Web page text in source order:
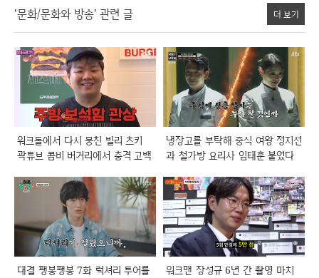
'문화/문화와 방송' 관련 글 더 보기
워크돌에서 다시 뭉친 빌리 츠키
곽튜브 콤비 버거리에서 충격 고백
냉장고를 부탁해 중식 여왕 정지선
과 철가방 요리사 임태훈 붙었다
대결 팽봉팽봉 7화 럭셔리 투어를
워크맨 장성규 6년 간 촬영 마치